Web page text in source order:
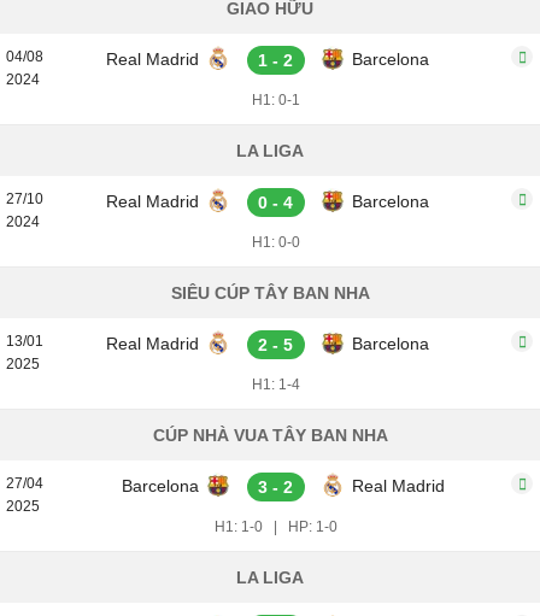
GIAO HỮU
04/08
2024
Real Madrid 1 - 2 Barcelona
H1: 0-1
LA LIGA
27/10
2024
Real Madrid 0 - 4 Barcelona
H1: 0-0
SIÊU CÚP TÂY BAN NHA
13/01
2025
Real Madrid 2 - 5 Barcelona
H1: 1-4
CÚP NHÀ VUA TÂY BAN NHA
27/04
2025
Barcelona 3 - 2 Real Madrid
H1: 1-0 HP: 1-0
LA LIGA